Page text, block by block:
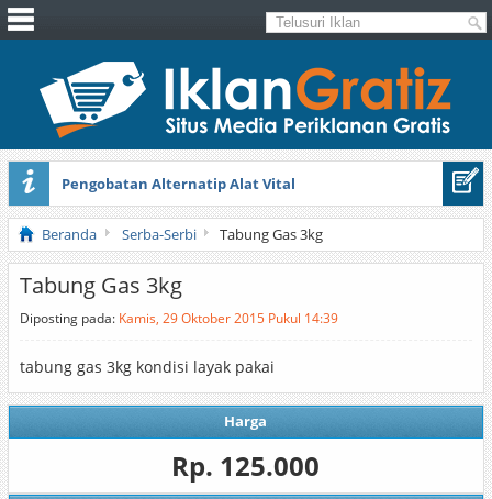
Pengobatan Alternatip Alat Vital
Pita Cantik Pesona
Beranda Serba-Serbi Tabung Gas 3kg
Tabung Gas 3kg
Diposting pada: Kamis, 29 Oktober 2015 Pukul 14:39
tabung gas 3kg kondisi layak pakai
Harga
Rp. 125.000